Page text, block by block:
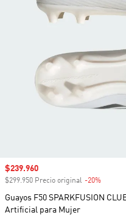
Precio de venta
$239.960
$299.950 Precio original -20%
Guayos F50 SPARKFUSION
Artificial para Mujer